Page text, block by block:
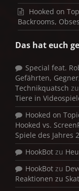
Hooked on
Backrooms,
Das hat euch
Special feat.
Gefährten,
Technikquatsch zu
Tiere in
Hooked on
Hooked vs.
Spiele des Jahres
HookBot zu
HookBot zu
Reaktionen zu